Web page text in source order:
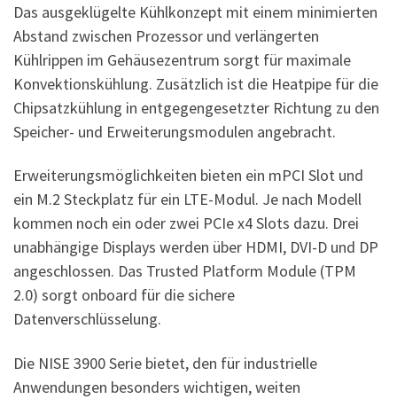
Das ausgeklügelte Kühlkonzept mit einem minimierten
Abstand zwischen Prozessor und verlängerten
Kühlrippen im Gehäusezentrum sorgt für maximale
Konvektionskühlung. Zusätzlich ist die Heatpipe für die
Chipsatzkühlung in entgegengesetzter Richtung zu den
Speicher- und Erweiterungsmodulen angebracht.
Erweiterungsmöglichkeiten bieten ein mPCI Slot und
ein M.2 Steckplatz für ein LTE-Modul. Je nach Modell
kommen noch ein oder zwei PCIe x4 Slots dazu. Drei
unabhängige Displays werden über HDMI, DVI-D und DP
angeschlossen. Das Trusted Platform Module (TPM
2.0) sorgt onboard für die sichere
Datenverschlüsselung.
Die NISE 3900 Serie bietet, den für industrielle
Anwendungen besonders wichtigen, weiten